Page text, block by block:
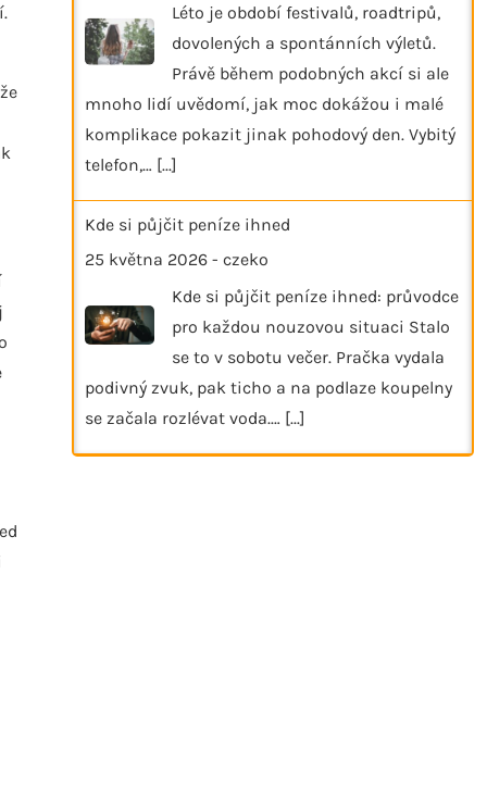
Léto je období festivalů, roadtripů,
dovolených a spontánních výletů.
Právě během podobných akcí si ale
mnoho lidí uvědomí, jak moc dokážou i malé
komplikace pokazit jinak pohodový den. Vybitý
telefon,… [...]
Kde si půjčit peníze ihned
25 května 2026 - czeko
Kde si půjčit peníze ihned: průvodce
pro každou nouzovou situaci Stalo
se to v sobotu večer. Pračka vydala
podivný zvuk, pak ticho a na podlaze koupelny
se začala rozlévat voda.… [...]